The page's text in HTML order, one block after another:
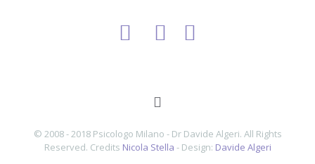
© 2008 - 2018 Psicologo Milano - Dr Davide Algeri. All Rights
Reserved. Credits Nicola Stella - Design: Davide Algeri